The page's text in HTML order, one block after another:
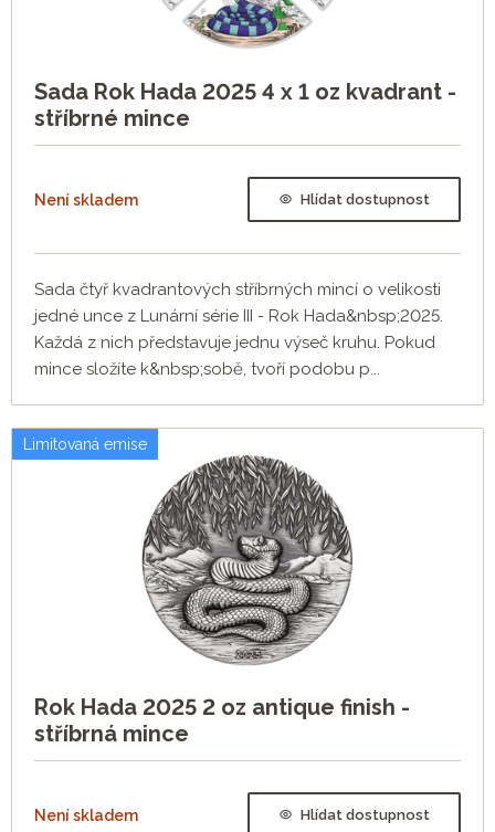
Sada Rok Hada 2025 4 x 1 oz kvadrant -
stříbrné mince
Není skladem Hlídat dostupnost
Sada čtyř kvadrantových stříbrných mincí o velikosti
jedné unce z Lunární série III - Rok Hada&nbsp;2025.
Každá z nich představuje jednu výseč kruhu. Pokud
mince složíte k&nbsp;sobě, tvoří podobu p...
Limitovaná emise
Rok Hada 2025 2 oz antique finish -
stříbrná mince
Není skladem Hlídat dostupnost